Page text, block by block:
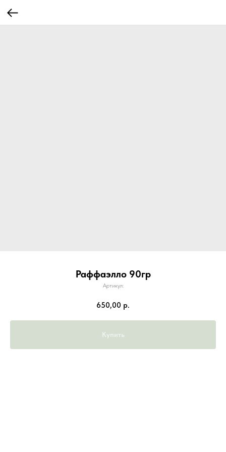
Раффаэлло 90гр
Артикул:
650,00 р.
Купить